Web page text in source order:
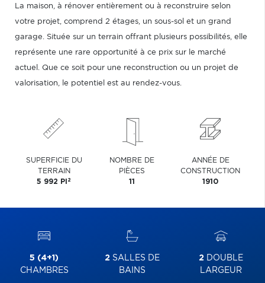
La maison, à rénover entièrement ou à reconstruire selon
votre projet, comprend 2 étages, un sous-sol et un grand
garage. Située sur un terrain offrant plusieurs possibilités, elle
représente une rare opportunité à ce prix sur le marché
actuel. Que ce soit pour une reconstruction ou un projet de
valorisation, le potentiel est au rendez-vous.
SUPERFICIE DU
TERRAIN
5 992 PI 2
NOMBRE DE
PIÈCES
11
ANNÉE DE
CONSTRUCTION
1910
5 (4+1)
CHAMBRES
2 SALLES DE
BAINS
2DOUBLE
LARGEUR